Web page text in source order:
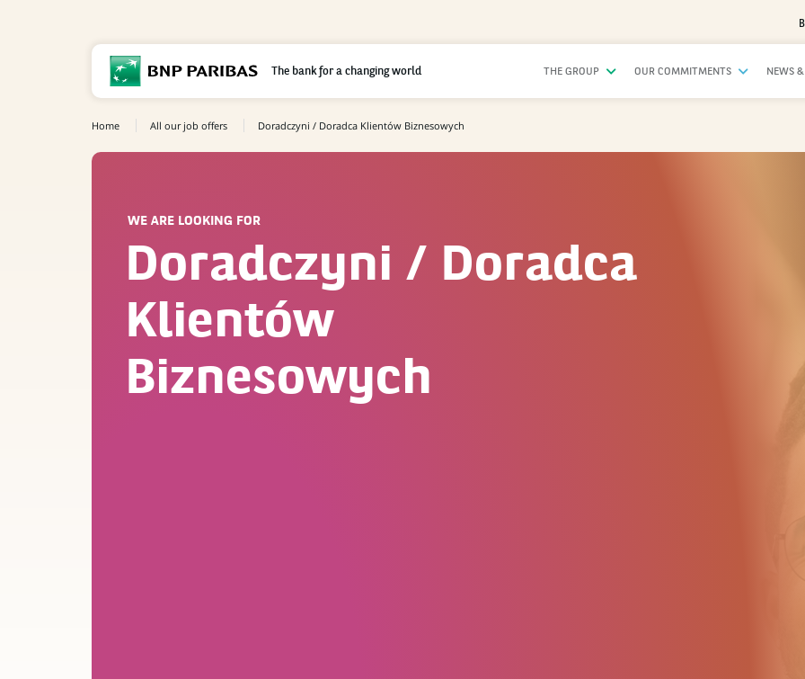
The bank for a changing world THE GROUP OUR COMMITMENTS NEWS
Home All our job offers Doradczyni / Doradca Klientów Biznesowych
WE ARE LOOKING FOR
Doradczyni / Doradca
Klientów
Biznesowych